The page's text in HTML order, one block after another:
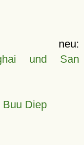
und San
Buu Diep